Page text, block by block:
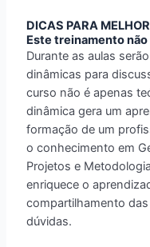
DICAS PARA
Este treinamento
Durante as aulas
dinâmicas para
curso não é apenas
dinâmica gera um
formação de um
o conhecimento em
Projetos e
enriquece o
compartilhamento
dúvidas.